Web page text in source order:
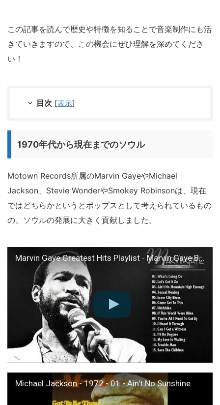
この記事を読んで歴史や特徴を知ることで音楽制作にも活
きていきますので、この機会にぜひ理解を深めてくださ
い！
目次 [表示]
1970年代から現在までのソウル
Motown Records所属のMarvin GayeやMichael
Jackson、Stevie WonderやSmokey Robinsonは、現在
ではどちらかというとポップスとして考えられているもの
の、ソウルの発展に大きく貢献しました。
Marvin Gaye Greatest Hits Playlist - Marvin Gaye Best Songs Of All Time
Michael Jackson - 1972 - 01 - Ain't No Sunshine